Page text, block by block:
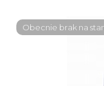
Obecnie brak na